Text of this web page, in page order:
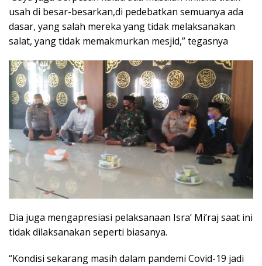
usah di besar-besarkan,di pedebatkan semuanya ada
dasar, yang salah mereka yang tidak melaksanakan
salat, yang tidak memakmurkan mesjid,” tegasnya
Dia juga mengapresiasi pelaksanaan Isra’ Mi’raj saat ini
tidak dilaksanakan seperti biasanya.
“Kondisi sekarang masih dalam pandemi Covid-19 jadi